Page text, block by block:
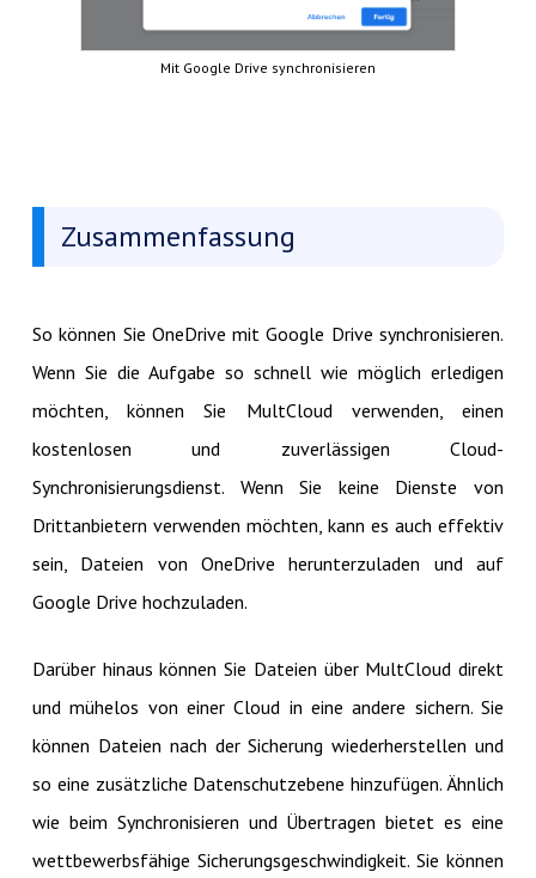
Mit Google Drive synchronisieren
Zusammenfassung
So können Sie OneDrive mit Google Drive synchronisieren.
Wenn Sie die Aufgabe so schnell wie möglich erledigen
möchten, können Sie MultCloud verwenden, einen
kostenlosen und zuverlässigen Cloud-
Synchronisierungsdienst. Wenn Sie keine Dienste von
Drittanbietern verwenden möchten, kann es auch effektiv
sein, Dateien von OneDrive herunterzuladen und auf
Google Drive hochzuladen.
Darüber hinaus können Sie Dateien über MultCloud direkt
und mühelos von einer Cloud in eine andere sichern. Sie
können Dateien nach der Sicherung wiederherstellen und
so eine zusätzliche Datenschutzebene hinzufügen. Ähnlich
wie beim Synchronisieren und Übertragen bietet es eine
wettbewerbsfähige Sicherungsgeschwindigkeit. Sie können